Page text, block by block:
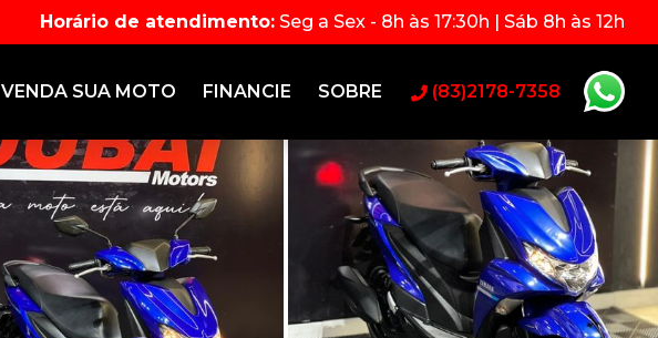
Horário de atendimento: Seg a Sex - 8h às 17:30h | Sáb 8h às 12h
VENDA SUA MOTO FINANCIE SOBRE (83)2178-7358